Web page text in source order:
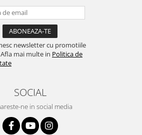
newsletter cu promotiile
mai multe in Politica de
SOCIAL
ne in social media